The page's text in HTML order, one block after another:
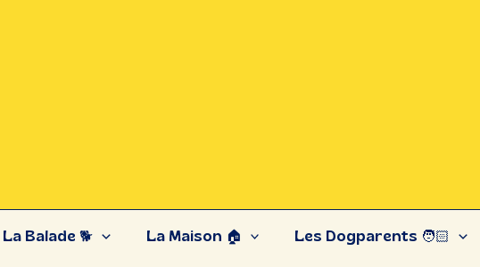
La Balade 🐕 La Maison 🏠
Les Dogparents 🧑🏻